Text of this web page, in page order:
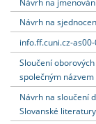
Návrh na
info.ff.cuni.cz-
Sloučení
společným
Návrh na sloučení
Slovanské